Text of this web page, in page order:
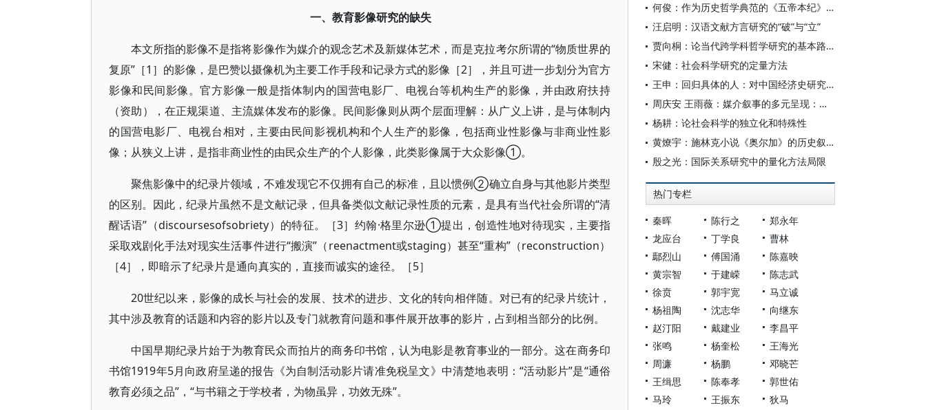
一、教育影像研究的缺失
本文所指的影像不是指将影像作为媒介的观念艺术及新媒体艺术，而是克拉考尔所谓的“物质世界的
复原”［1］的影像，是巴赞以摄像机为主要工作手段和记录方式的影像［2］，并且可进一步划分为官方
影像和民间影像。官方影像一般是指体制内的国营电影厂、电视台等机构生产的影像，并由政府扶持
（资助），在正规渠道、主流媒体发布的影像。民间影像则从两个层面理解：从广义上讲，是与体制内
的国营电影厂、电视台相对，主要由民间影视机构和个人生产的影像，包括商业性影像与非商业性影
像；从狭义上讲，是指非商业性的由民众生产的个人影像，此类影像属于大众影像①。
聚焦影像中的纪录片领域，不难发现它不仅拥有自己的标准，且以惯例②确立自身与其他影片类型
的区别。因此，纪录片虽然不是文献记录，但具备类似文献记录性质的元素，是具有当代社会所谓的“清
醒话语”（discoursesofsobriety）的特征。［3］约翰·格里尔逊①提出，创造性地对待现实，主要指
采取戏剧化手法对现实生活事件进行“搬演”（reenactment或staging）甚至“重构”（reconstruction）
［4］，即暗示了纪录片是通向真实的，直接而诚实的途径。［5］
20世纪以来，影像的成长与社会的发展、技术的进步、文化的转向相伴随。对已有的纪录片统计，
其中涉及教育的话题和内容的影片以及专门就教育问题和事件展开故事的影片，占到相当部分的比例。
中国早期纪录片始于为教育民众而拍片的商务印书馆，认为电影是教育事业的一部分。这在商务印
书馆1919年5月向政府呈递的报告《为自制活动影片请准免税呈文》中清楚地表明：“活动影片”是“通俗
教育必须之品”，“与书籍之于学校者，为物虽异，功效无殊”。
何俊：作为历史哲学典范的《五帝本纪》：华夏文明的历史叙事与价值形塑
汪启明：汉语文献方言研究的“破”与“立”
贾向桐：论当代跨学科哲学研究的基本路径与逻辑走向
宋健：社会科学研究的定量方法
王申：回归具体的人：对中国经济史研究方法的反思
周庆安 王雨薇：媒介叙事的多元呈现：基于《历史三调》的新闻传播研究史学转向思考
杨耕：论社会科学的独立化和特殊性
黄燎宇：施林克小说《奥尔加》的历史叙事与历史反思
殷之光：国际关系研究中的量化方法局限
热门专栏
秦晖 陈行之
郑永年
龙应台
丁学良
曹林
鄢烈山
傅国涌
陈嘉映
黄宗智
于建嵘
陈志武
徐贲
郭宇宽
马立诚
杨祖陶
沈志华
向继东
赵汀阳
戴建业
李昌平
张鸣
杨奎松
王海光
周濂
杨鹏
邓晓芒
王缉思
陈奉孝
郭世佑
马玲
王振东
狄马